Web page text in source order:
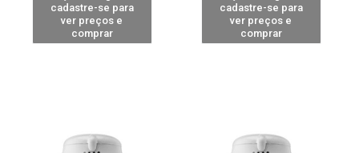
cadastre-se para
ver preços e
comprar
cadastre-se para
ver preços e
comprar